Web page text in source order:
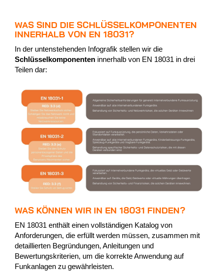
WAS SIND DIE SCHLÜSSELKOMPONENTEN
INNERHALB VON EN 18031?
In der untenstehenden Infografik stellen wir die
Schlüsselkomponenten innerhalb von EN 18031 in drei
Teilen dar:
WAS KÖNNEN WIR IN EN 18031 FINDEN?
EN 18031 enthält einen vollständigen Katalog von
Anforderungen, die erfüllt werden müssen, zusammen mit
detaillierten Begründungen, Anleitungen und
Bewertungskriterien, um die korrekte Anwendung auf
Funkanlagen zu gewährleisten.